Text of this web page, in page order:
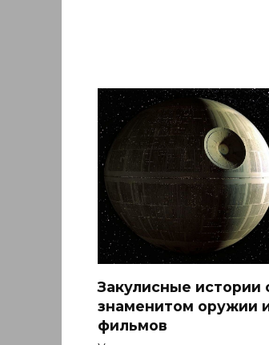
Закулисные истории
знаменитом оружии
фильмов